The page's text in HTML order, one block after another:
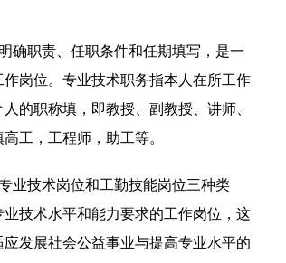
确职责、任职条件和任期填写，是一
岗位。专业技术职务指本人在所工作
的职称填，即教授、副教授、讲师、
工，工程师，助工等。
业技术岗位和工勤技能岗位三种类
技术水平和能力要求的工作岗位，这
发展社会公益事业与提高专业水平的